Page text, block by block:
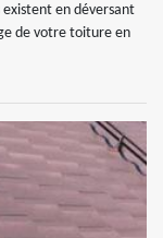
en déversant
de votre toiture en